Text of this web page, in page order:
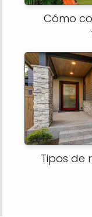
Cómo
Tipos de